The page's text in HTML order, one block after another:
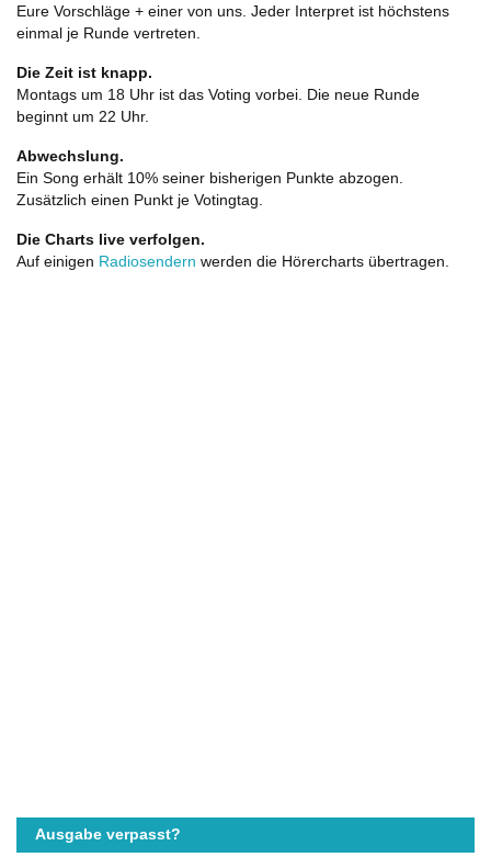
Eure Vorschläge + einer von uns. Jeder Interpret ist höchstens
einmal je Runde vertreten.
Die Zeit ist knapp.
Montags um 18 Uhr ist das Voting vorbei. Die neue Runde
beginnt um 22 Uhr.
Abwechslung.
Ein Song erhält 10% seiner bisherigen Punkte abzogen.
Zusätzlich einen Punkt je Votingtag.
Die Charts live verfolgen.
Auf einigen Radiosendern werden die Hörercharts übertragen.
Ausgabe verpasst?